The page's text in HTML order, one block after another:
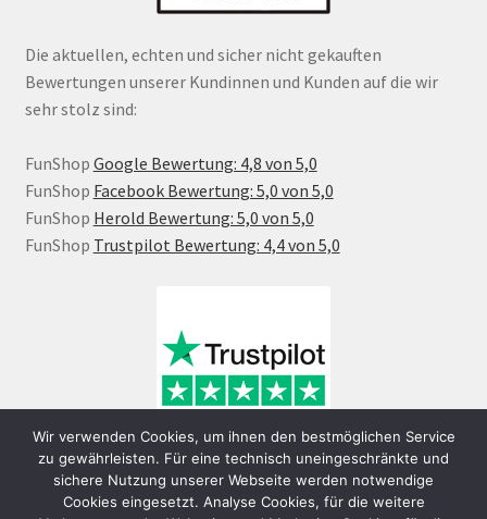
Die aktuellen, echten und sicher nicht gekauften
Bewertungen unserer Kundinnen und Kunden auf die wir
sehr stolz sind:
FunShop Google Bewertung: 4,8 von 5,0
FunShop Facebook Bewertung: 5,0 von 5,0
FunShop Herold Bewertung: 5,0 von 5,0
FunShop Trustpilot Bewertung: 4,4 von 5,0
Wir verwenden Cookies, um ihnen den bestmöglichen Service
zu gewährleisten. Für eine technisch uneingeschränkte und
sichere Nutzung unserer Webseite werden notwendige
Cookies eingesetzt. Analyse Cookies, für die weitere